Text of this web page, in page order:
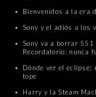
Bienvenidos a la era
Sony y el adiós a los
Sony va a borrar
Recordatorio: nunca
Dónde ver el
tope
Harry y la Steam